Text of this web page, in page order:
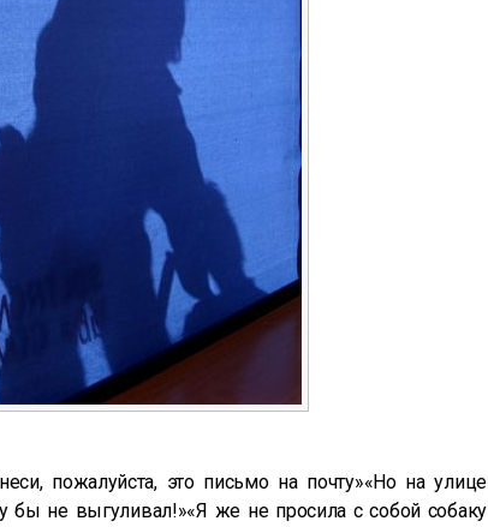
пожалуйста, это письмо на почту»«Но на улице
бы не выгуливал!»«Я же не просила с собой собаку